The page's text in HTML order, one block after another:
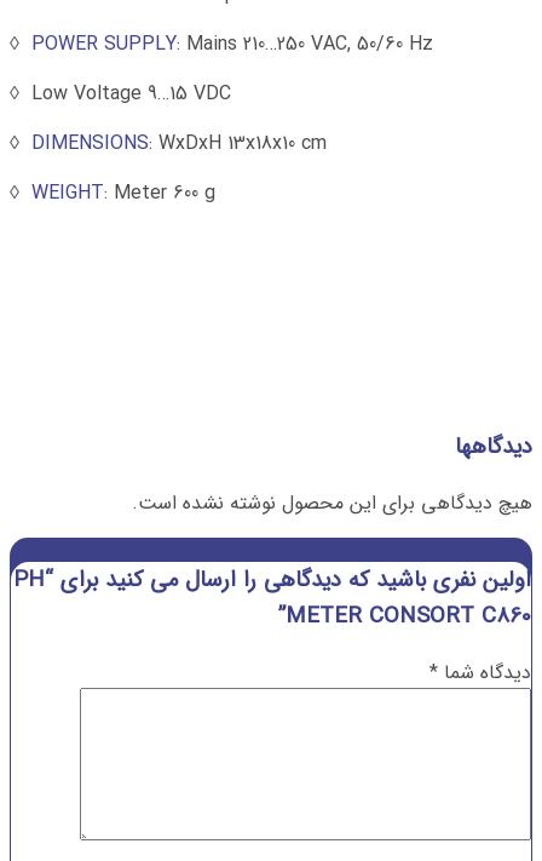
POWER SUPPLY: Mains 210…250 VAC, 50/60 Hz ◊
Low Voltage 9…15 VDC ◊
DIMENSIONS: WxDxH 13x18x10 cm ◊
WEIGHT: Meter 600 g ◊
دیدگاهها
هیچ دیدگاهی برای این محصول نوشته نشده است.
اولین نفری باشید که دیدگاهی را ارسال می کنید برای “PH
METER CONSORT C860”
دیدگاه شما *